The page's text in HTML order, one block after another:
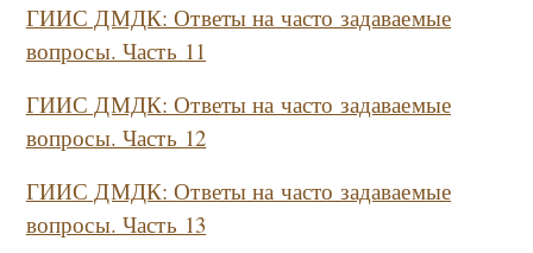
ГИИС ДМДК: Ответы на часто задаваемые
вопросы. Часть 11
ГИИС ДМДК: Ответы на часто задаваемые
вопросы. Часть 12
ГИИС ДМДК: Ответы на часто задаваемые
вопросы. Часть 13